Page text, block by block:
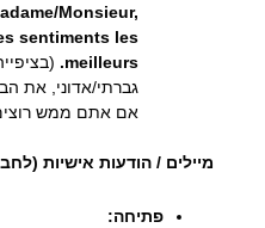
Monsieur,
sentiments les
meilleurs.
גברתי/אדוני, את
אם אתם ממש
מיילים / הודעות אישיות
פתיחה: